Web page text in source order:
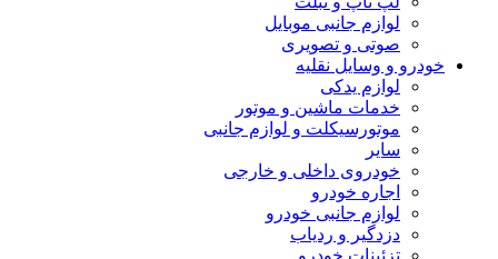
لوازم جانبی موبایل
صوتی و تصویری
خودرو و وسایل نقلیه
لوازم یدکی
خدمات ماشین و موتور
موتورسیکلت و لوازم جانبی
سایر
خودروی داخلی و خارجی
اجاره خودرو
لوازم جانبی خودرو
دزدگیر و ردیاب